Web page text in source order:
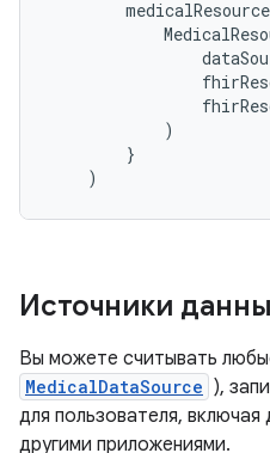
)
}
)
Источники
Вы можете считывать
MedicalDataSource ),
для пользователя,
другими приложениями.